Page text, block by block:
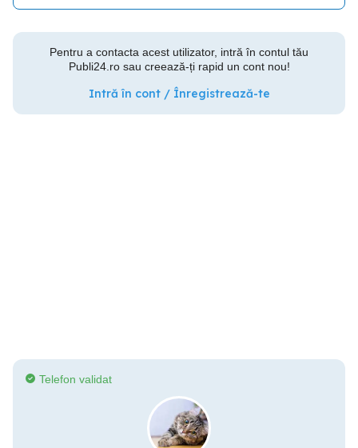
Pentru a contacta acest utilizator, intră în contul tău
Publi24.ro sau creează-ți rapid un cont nou!
Intră în cont / Înregistrează-te
Telefon validat